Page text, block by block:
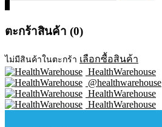
ตะกร้าสินค้า (0)
ไม่มีสินค้าในตะกร้า เลือกซื้อสินค้า
HealthWarehouse
@healthwarehouse
HealthWarehouse
HealthWarehouse